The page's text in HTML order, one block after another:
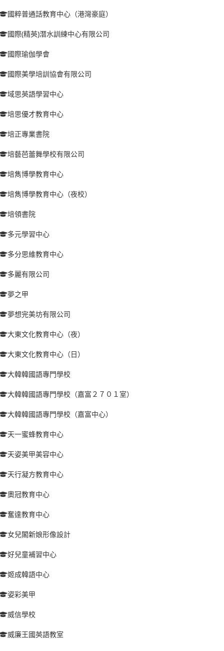
國粹普通話教育中心（港灣豪庭）
國際(精英)潛水訓練中心有限公司
國際瑜伽學會
國際美學培訓協會有限公司
域思英語學習中心
培思優才教育中心
培正專業書院
培藝芭蕾舞學校有限公司
培雋博學教育中心
培雋博學教育中心（夜校）
培領書院
多元學習中心
多分思維教育中心
多麗有限公司
夢之甲
夢想完美坊有限公司
大東文化教育中心（夜）
大東文化教育中心（日）
大韓韓國語專門學校
大韓韓國語專門學校（嘉富２７０１室）
大韓韓國語專門學校（嘉富中心）
天一蜜蜂教育中心
天姿美甲美容中心
天行凝方教育中心
奧冠教育中心
奮達教育中心
女兒閣新娘形像設計
好兒童補習中心
姬成韓語中心
姿彩美甲
威信學校
威廉王國英語教室